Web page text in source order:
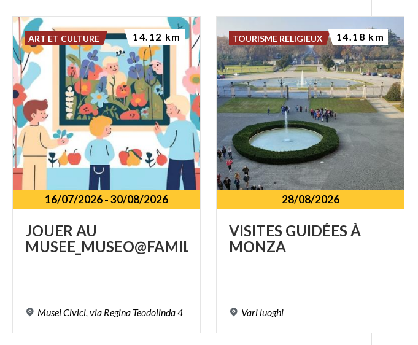
16/07/2026-30/08/2026
JOUER AU
MUSEE_MUSEO@FAMILY
MuseiCivici,via Regina Teodolinda4
ART ET CULTURE 14.12 km
28/08/2026
VISITES GUIDÉES À
MONZA
Variluoghi
TOURISME RELIGIEUX 14.18 km